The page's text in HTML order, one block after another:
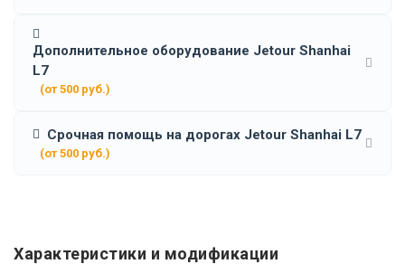
Дополнительное оборудование Jetour Shanhai
L7
(от 500 руб.)
Срочная помощь на дорогах Jetour Shanhai L7
(от 500 руб.)
Характеристики и модификации